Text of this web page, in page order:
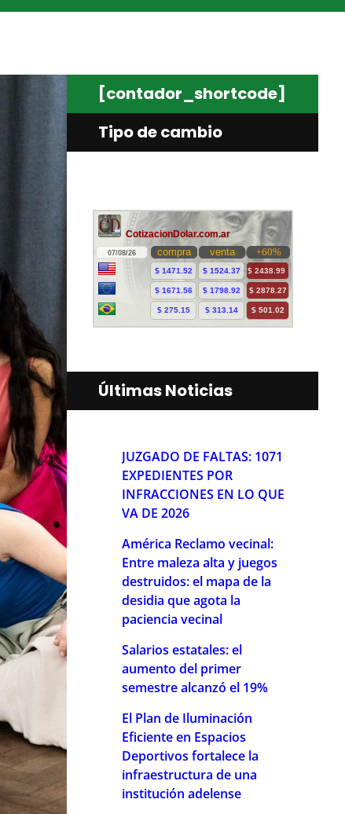
[contador_shortcode]
Tipo de cambio
Últimas Noticias
JUZGADO DE FALTAS: 1071
EXPEDIENTES POR
INFRACCIONES EN LO QUE
VA DE 2026
América Reclamo vecinal:
Entre maleza alta y juegos
destruidos: el mapa de la
desidia que agota la
paciencia vecinal
Salarios estatales: el
aumento del primer
semestre alcanzó el 19%
El Plan de Iluminación
Eficiente en Espacios
Deportivos fortalece la
infraestructura de una
institución adelense